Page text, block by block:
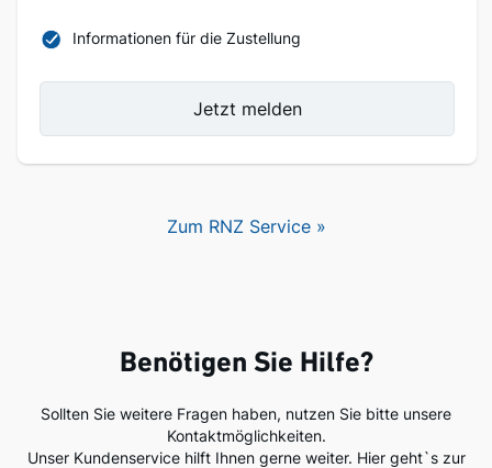
Informationen für die Zustellung
Jetzt melden
Zum RNZ Service »
Benötigen Sie Hilfe?
Sollten Sie weitere Fragen haben, nutzen Sie bitte unsere
Kontaktmöglichkeiten.
Unser Kundenservice hilft Ihnen gerne weiter. Hier geht`s zur